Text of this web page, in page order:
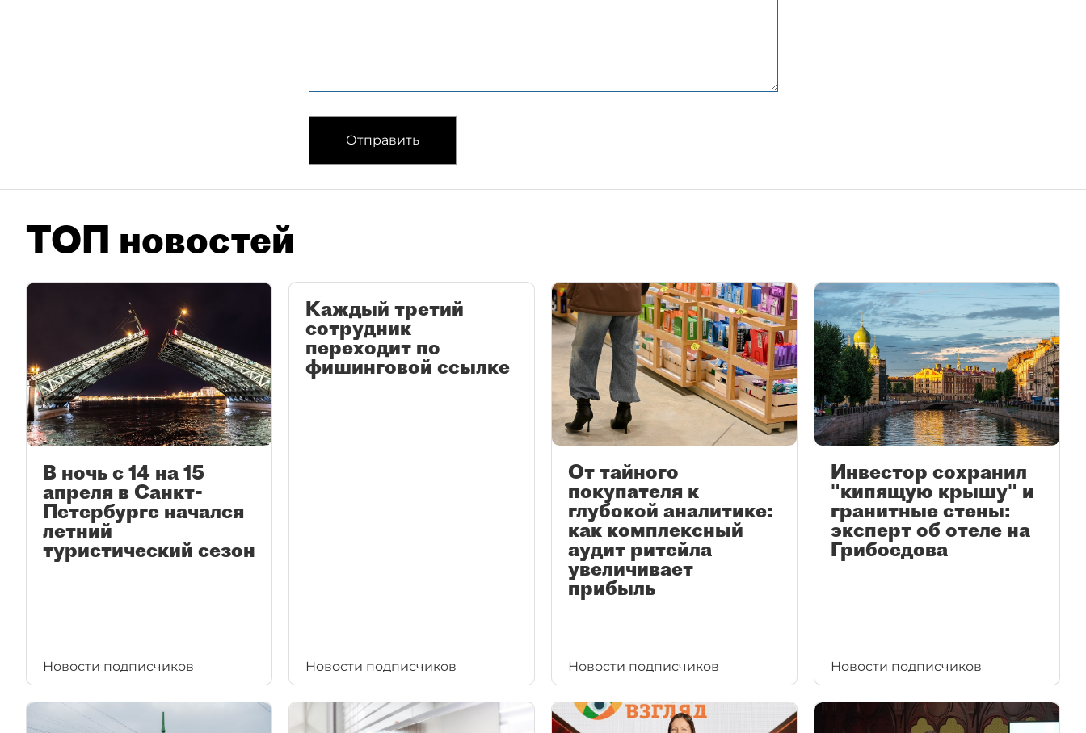
Отправить
ТОП новостей
В ночь с 14 на 15
апреля в Санкт-
Петербурге начался
летний
туристический сезон
Новости подписчиков
Каждый третий
сотрудник
переходит по
фишинговой ссылке
Новости подписчиков
От тайного
покупателя к
глубокой аналитике:
как комплексный
аудит ритейла
увеличивает
прибыль
Новости подписчиков
Инвестор сохранил
"кипящую крышу" и
гранитные стены:
эксперт об отеле на
Грибоедова
Новости подписчиков